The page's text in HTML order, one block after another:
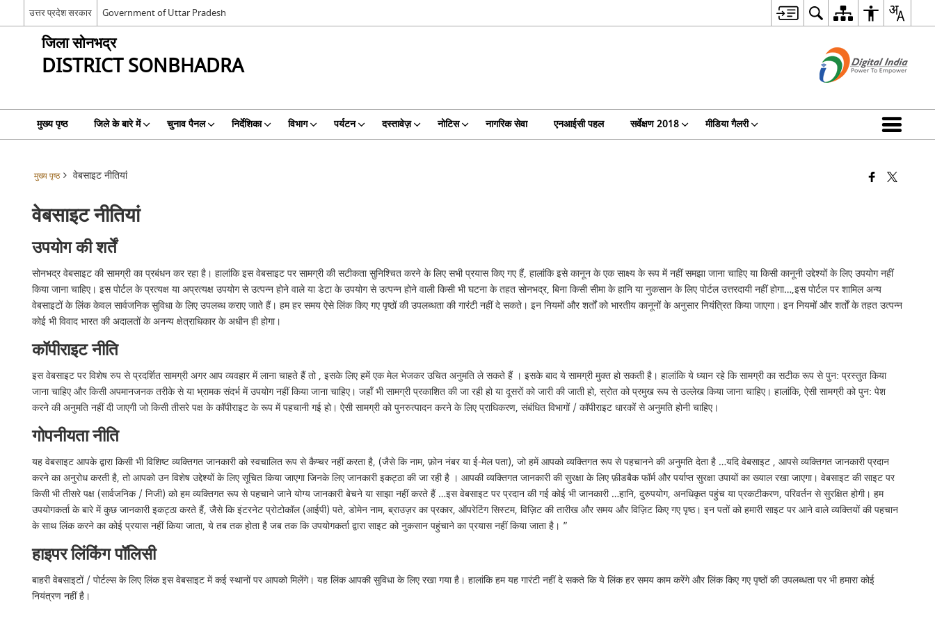
उत्तर प्रदेश सरकार Government of Uttar Pradesh
जिला सोनभद्र
DISTRICT SONBHADRA
मुख्य पृष्ठ जिले के बारे में चुनाव पैनल निर्देशिका विभाग पर्यटन दस्तावेज़ नोटिस नागरिक सेवा एनआईसी पहल सर्वेक्षण 2018 मीडिया गैलरी
मुख्य पृष्ठ वेबसाइट नीतियां
वेबसाइट नीतियां
उपयोग की शर्तें
सोनभद्र वेबसाइट की सामग्री का प्रबंधन कर रहा है। हालांकि इस वेबसाइट पर सामग्री की सटीकता सुनिश्चित करने के लिए सभी प्रयास किए गए हैं, हालांकि इसे कानून के एक साक्ष्य के रूप में नहीं समझा जाना चाहिए या किसी कानूनी उद्देश्यों के लिए उपयोग नहीं
किया जाना चाहिए। इस पोर्टल के प्रत्यक्ष या अप्रत्यक्ष उपयोग से उत्पन्न होने वाले या डेटा के उपयोग से उत्पन्न होने वाली किसी भी घटना के तहत सोनभद्र, बिना किसी सीमा के हानि या नुकसान के लिए पोर्टल उत्तरदायी नहीं होगा…,इस पोर्टल पर शामिल अन्य
वेबसाइटों के लिंक केवल सार्वजनिक सुविधा के लिए उपलब्ध कराए जाते हैं। हम हर समय ऐसे लिंक किए गए पृष्ठों की उपलब्धता की गारंटी नहीं दे सकते। इन नियमों और शर्तों को भारतीय कानूनों के अनुसार नियंत्रित किया जाएगा। इन नियमों और शर्तों के तहत उत्पन्न
कोई भी विवाद भारत की अदालतों के अनन्य क्षेत्राधिकार के अधीन ही होगा।
कॉपीराइट नीति
इस वेबसाइट पर विशेष रुप से प्रदर्शित सामग्री अगर आप व्यवहार में लाना चाहते हैं तो , इसके लिए हमें एक मेल भेजकर उचित अनुमति ले सकते हैं । इसके बाद ये सामग्री मुक्त हो सकती है। हालांकि ये ध्यान रहे कि सामग्री का सटीक रूप से पुन: प्रस्तुत किया
जाना चाहिए और किसी अपमानजनक तरीके से या भ्रामक संदर्भ में उपयोग नहीं किया जाना चाहिए। जहाँ भी सामग्री प्रकाशित की जा रही हो या दूसरों को जारी की जाती हो, स्रोत को प्रमुख रूप से उल्लेख किया जाना चाहिए। हालांकि, ऐसी सामग्री को पुन: पेश
करने की अनुमति नहीं दी जाएगी जो किसी तीसरे पक्ष के कॉपीराइट के रूप में पहचानी गई हो। ऐसी सामग्री को पुनरुत्पादन करने के लिए प्राधिकरण, संबंधित विभागों / कॉपीराइट धारकों से अनुमति होनी चाहिए।
गोपनीयता नीति
यह वेबसाइट आपके द्वारा किसी भी विशिष्ट व्यक्तिगत जानकारी को स्वचालित रूप से कैप्चर नहीं करता है, (जैसे कि नाम, फ़ोन नंबर या ई-मेल पता), जो हमें आपको व्यक्तिगत रूप से पहचानने की अनुमति देता है …यदि वेबसाइट , आपसे व्यक्तिगत जानकारी प्रदान
करने का अनुरोध करती है, तो आपको उन विशेष उद्देश्यों के लिए सूचित किया जाएगा जिनके लिए जानकारी इकट्ठा की जा रही है । आपकी व्यक्तिगत जानकारी की सुरक्षा के लिए फ़ीडबैक फॉर्म और पर्याप्त सुरक्षा उपायों का ख्याल रखा जाएगा। वेबसाइट की साइट पर
किसी भी तीसरे पक्ष (सार्वजनिक / निजी) को हम व्यक्तिगत रूप से पहचाने जाने योग्य जानकारी बेचने या साझा नहीं करते हैं …इस वेबसाइट पर प्रदान की गई कोई भी जानकारी …हानि, दुरुपयोग, अनधिकृत पहुंच या प्रकटीकरण, परिवर्तन से सुरक्षित होगी। हम
उपयोगकर्ता के बारे में कुछ जानकारी इकट्ठा करते हैं, जैसे कि इंटरनेट प्रोटोकॉल (आईपी) पते, डोमेन नाम, ब्राउज़र का प्रकार, ऑपरेटिंग सिस्टम, विज़िट की तारीख और समय और विज़िट किए गए पृष्ठ। इन पतों को हमारी साइट पर आने वाले व्यक्तियों की पहचान
के साथ लिंक करने का कोई प्रयास नहीं किया जाता, ये तब तक होता है जब तक कि उपयोगकर्ता द्वारा साइट को नुकसान पहुंचाने का प्रयास नहीं किया जाता है। ”
हाइपर लिंकिंग पॉलिसी
बाहरी वेबसाइटों / पोर्टल्स के लिए लिंक इस वेबसाइट में कई स्थानों पर आपको मिलेंगे। यह लिंक आपकी सुविधा के लिए रखा गया है। हालांकि हम यह गारंटी नहीं दे सकते कि ये लिंक हर समय काम करेंगे और लिंक किए गए पृष्ठों की उपलब्धता पर भी हमारा कोई
नियंत्रण नहीं है।